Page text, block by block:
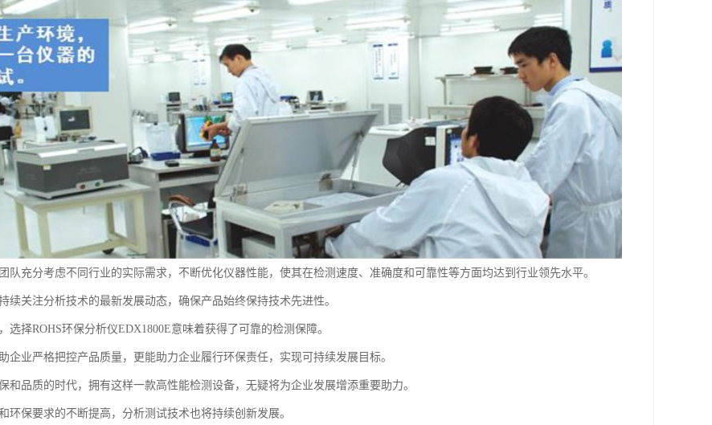
队充分考虑不同行业的实际需求，不断优化仪器性能，使其在检测速度、准确度和可靠性等方面均达到行业领先水平。
续关注分析技术的最新发展动态，确保产品始终保持技术先进性。
选择ROHS环保分析仪EDX1800E意味着获得了可靠的检测保障。
企业严格把控产品质量，更能助力企业履行环保责任，实现可持续发展目标。
和品质的时代，拥有这样一款高性能检测设备，无疑将为企业发展增添重要助力。
环保要求的不断提高，分析测试技术也将持续创新发展。